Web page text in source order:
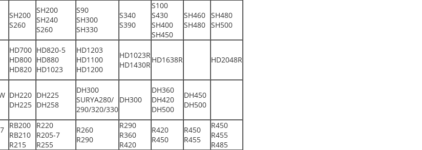
SH200
S260
SH200
SH240
S260
S90
SH300
SH330
S340
S390
S100
S430
SH400
SH450
SH460
SH480
SH480
SH500
HD700
HD800
HD820
HD820-5
HD880
HD1023
HD1203
HD1100
HD1200
HD1023R
HD1430R
HD1638R HD2048R
DH220
DH225
DH225
DH258
DH300
SURYA280/
290/320/330
DH300
DH360
DH420
DH500
DH450
DH500
RB200
RB210
R215
R220
R205-7
R255
R260
R290
R290
R360
R420
R420
R450
R450
R455
R450
R455
R485